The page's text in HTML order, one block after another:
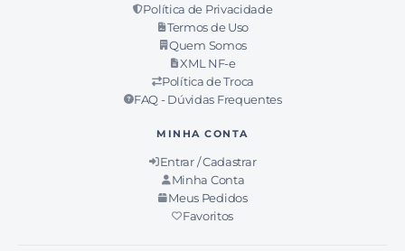
Política de Privacidade
Termos de Uso
Quem Somos
XML NF-e
Política de Troca
FAQ - Dúvidas Frequentes
MINHA CONTA
Entrar / Cadastrar
Minha Conta
Meus Pedidos
Favoritos